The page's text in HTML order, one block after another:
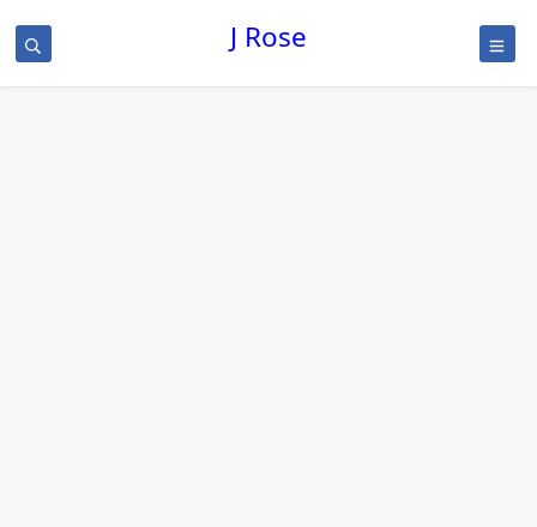
J Rose